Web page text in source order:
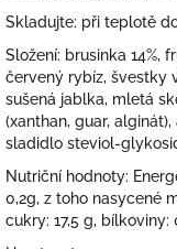
Skladujte: při teplotě
Složení: brusinka 14%,
červený rybíz, švestky
sušená jablka, mletá
(xanthan, guar,
sladidlo steviol-
Nutriční hodnoty:
0,2g, z toho nasycené
cukry: 17,5 g, bílkoviny: